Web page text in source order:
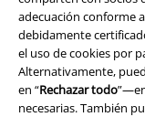
adecuación conforme
debidamente
el uso de cookies por
Alternativamente,
en “Rechazar todo
necesarias. También
Términos y
Aviso Legal
Ley protección de